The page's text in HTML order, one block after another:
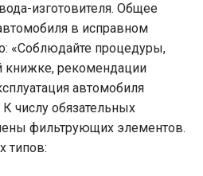
изготовителя. Общее
в исправном
«Соблюдайте процедуры,
книжке, рекомендации
автомобиля
числу обязательных
фильтрующих элементов.
типов: